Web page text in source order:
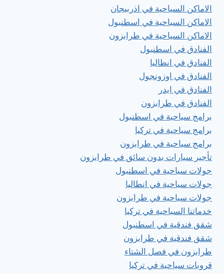
الاماكن السياحية في اذربيجان
الاماكن السياحية في اسطنبول
الاماكن السياحية في طرابزون
الفنادق في اسطنبول
الفنادق في انطاليا
الفنادق في اوزونجول
الفنادق في ايدر
الفنادق في طرابزون
برامج سياحية في اسطنبول
برامج سياحية في تركيا
برامج سياحية في طرابزون
تأجير سيارات بدون سائق في طرابزون
جولات سياحية في اسطنبول
جولات سياحية في انطاليا
جولات سياحية في طرابزون
خدماتنا السياحية في تركيا
شقق فندقية في اسطنبول
شقق فندقية في طرابزون
طرابزون في فصل الشتاء
قروبات سياحية في تركيا